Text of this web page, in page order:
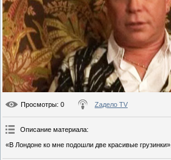
Просмотры: 0 Zадело TV
Описание материала:
«В Лондоне ко мне подошли две красивые грузинки».